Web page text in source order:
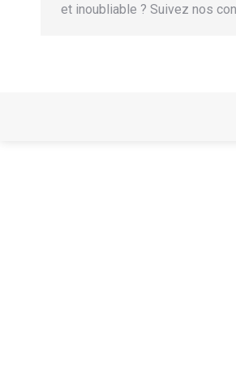
et inoubliable ? Suivez nos